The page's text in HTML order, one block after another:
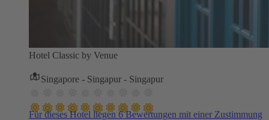
Hotel Classic by Venue
Singapore - Singapur - Singapur
Für dieses Hotel liegen 6 Bewertungen mit einer Zustimmung